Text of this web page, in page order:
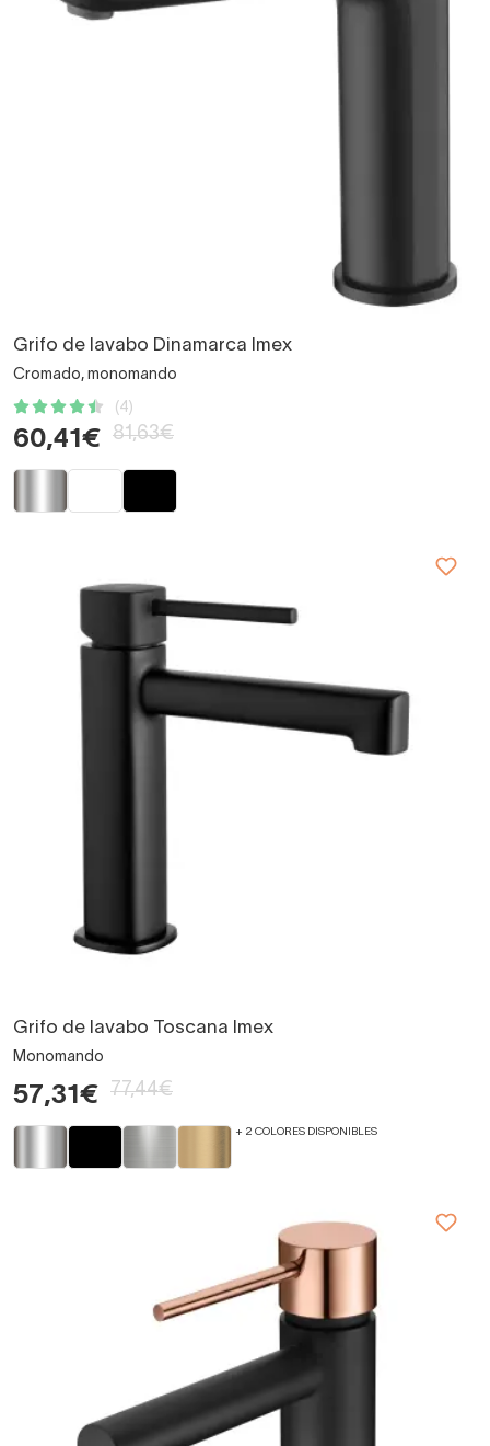
Grifo de lavabo Dinamarca Imex
Cromado, monomando
(4)
60,41€ 81,63€
Grifo de lavabo Toscana Imex
Monomando
57,31€ 77,44€
+ 2 COLORES DISPONIBLES